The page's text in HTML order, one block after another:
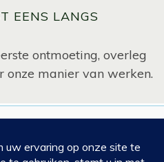
EENS LANGS
ontmoeting, overleg
manier van werken.